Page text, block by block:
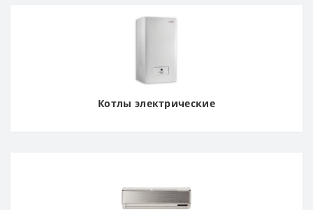
Котлы электрические